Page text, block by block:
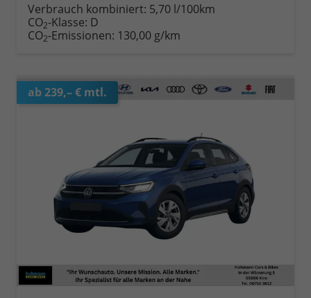
Verbrauch kombiniert: 5,70 l/100km
CO2-Klasse: D
CO2-Emissionen: 130,00 g/km
ab 239,– € mtl.